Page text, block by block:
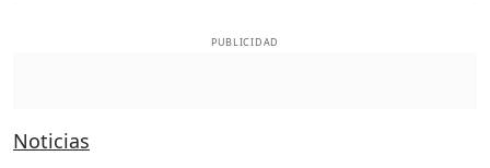
PUBLICIDAD
Noticias